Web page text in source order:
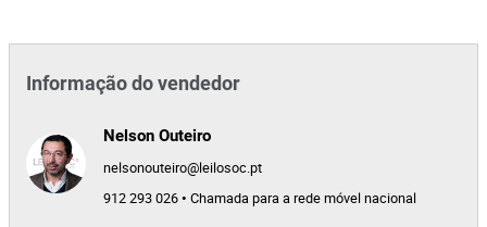
Informação do vendedor
Nelson Outeiro
nelsonouteiro@leilosoc.pt
912 293 026 • Chamada para a rede móvel nacional